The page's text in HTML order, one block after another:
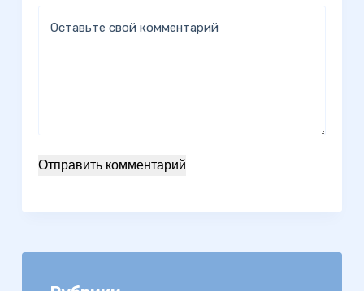
Оставьте свой комментарий
Отправить комментарий